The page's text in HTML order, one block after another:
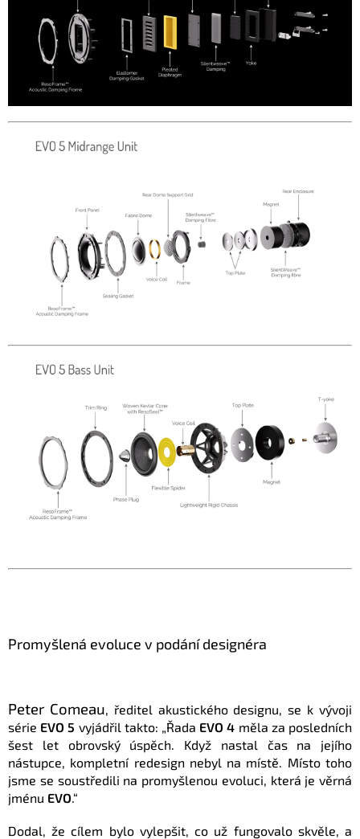
Promyšlená evoluce v podání designéra
Peter Comeau , ředitel akustického designu, se k vývoji
série EVO 5 vyjádřil takto: „Řada EVO 4 měla za posledních
šest let obrovský úspěch. Když nastal čas na jejího
nástupce, kompletní redesign nebyl na místě. Místo toho
jsme se soustředili na promyšlenou evoluci, která je věrná
jménu EVO .“
Dodal, že cílem bylo vylepšit, co už fungovalo skvěle, a